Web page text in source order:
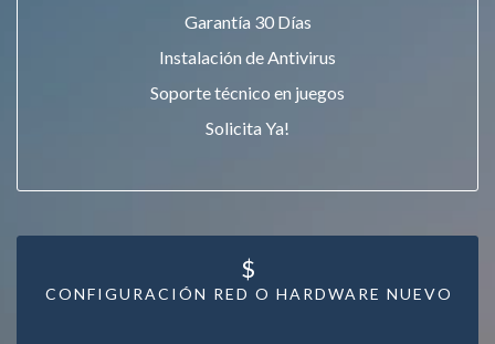
Garantía 30 Días
Instalación de Antivirus
Soporte técnico en juegos
Solicita Ya!
CONFIGURACIÓN RED O HARDWARE NUEVO
$